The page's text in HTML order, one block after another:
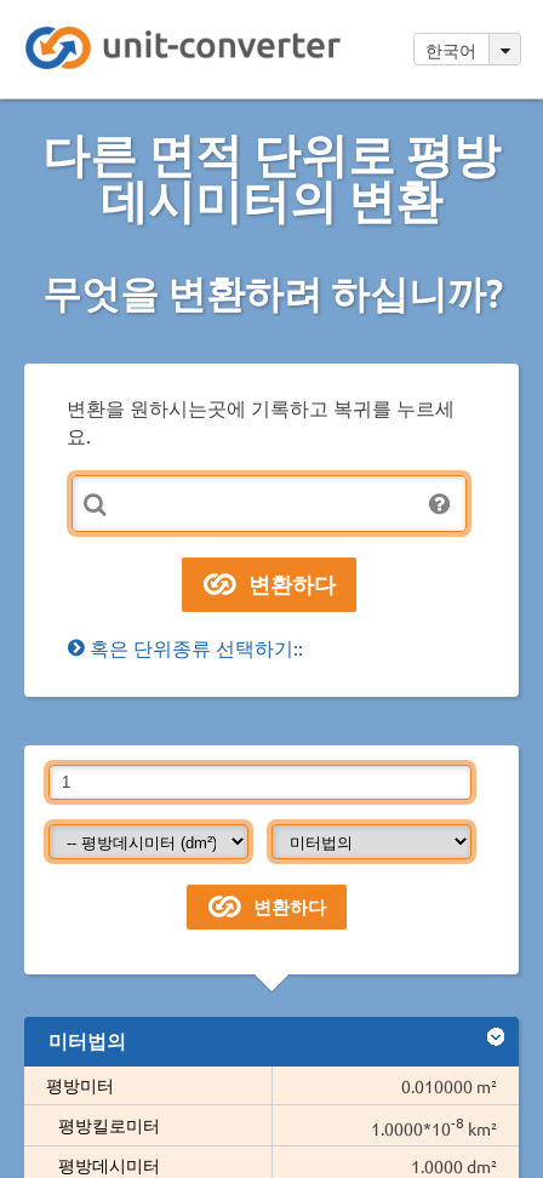
한국어
다른 면적 단위로 평방
데시미터의 변환
무엇을 변환하려 하십니까?
변환을 원하시는곳에 기록하고 복귀를 누르세
요.
혹은 단위종류 선택하기::
미터법의
평방미터
0.010000 m²
평방킬로미터
1.0000*10-8 km²
평방데시미터
1.0000 dm²